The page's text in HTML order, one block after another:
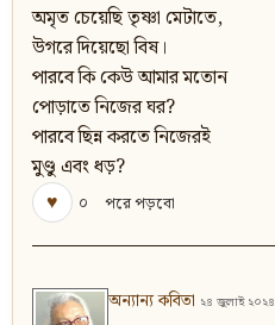
অমৃত চেয়েছি তৃষ্ণা মেটাতে,
উগরে দিয়েছো বিষ।
পারবে কি কেউ আমার মতোন
পোড়াতে নিজের ঘর?
পারবে ছিন্ন করতে নিজেরই
মুণ্ডু এবং ধড়?
♥
০ পরে পড়বো
অন্যান্য কবিতা ২৪ জুলাই ২০২৪